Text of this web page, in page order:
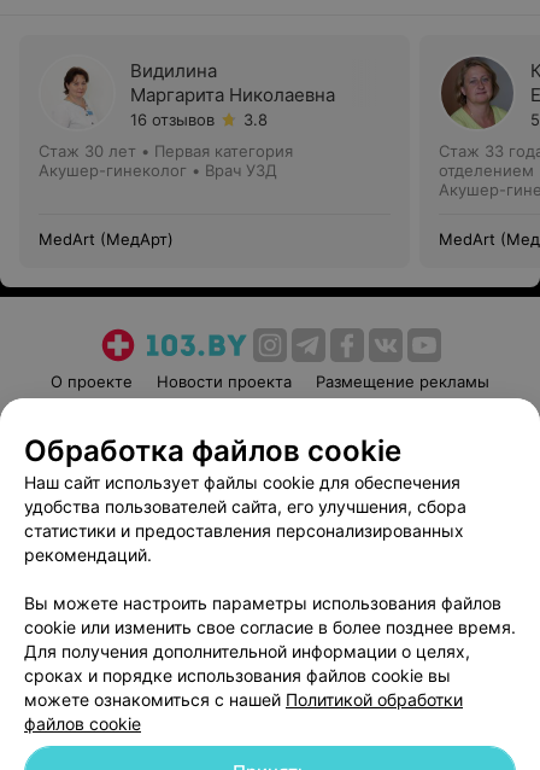
Видилина
Маргарита Николаевна
16 отзывов
3.8
Стаж 30 лет • Первая категория
Акушер-гинеколог • Врач УЗД
MedArt (МедАрт)
Стаж 33
отделением
Акушер-
MedArt
О проекте Новости проекта
Размещение рекламы
Пользовательское соглашение
Способы оплаты
Вакансии
Партнеры
Написать руководителю 103.by
Обработка персональных данных
Обработка файлов cookie
Наш сайт использует файлы cookie для обеспечения
удобства пользователей сайта, его улучшения, сбора
статистики и предоставления персонализированных
рекомендаций.
Вы можете настроить параметры использования файлов
cookie или изменить свое согласие в более позднее время.
Для получения дополнительной информации о целях,
сроках и порядке использования файлов cookie вы
можете ознакомиться с нашей Политикой обработки
файлов cookie